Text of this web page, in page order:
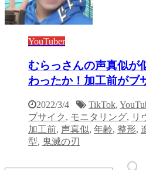
YouTuber
むらっさんの声真似が
わったか！加工前がブ
2022/3/4 TikTok,
ブサイク , モニタリング, リ
加工前, 声真似, 年齢, 整形,
型, 鬼滅の刃